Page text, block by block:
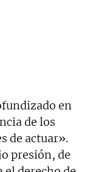
en
de los
de actuar».
presión, de